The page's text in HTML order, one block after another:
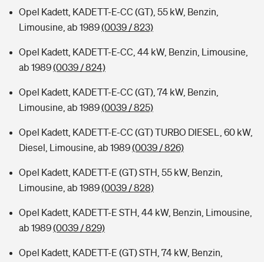
Opel Kadett, KADETT-E-CC (GT), 55 kW, Benzin,
Limousine, ab 1989(0039 / 823)
Opel Kadett, KADETT-E-CC, 44 kW, Benzin, Limousine,
ab 1989(0039 / 824)
Opel Kadett, KADETT-E-CC (GT), 74 kW, Benzin,
Limousine, ab 1989(0039 / 825)
Opel Kadett, KADETT-E-CC (GT) TURBO DIESEL, 60 kW,
Diesel, Limousine, ab 1989(0039 / 826)
Opel Kadett, KADETT-E (GT) STH, 55 kW, Benzin,
Limousine, ab 1989(0039 / 828)
Opel Kadett, KADETT-E STH, 44 kW, Benzin, Limousine,
ab 1989(0039 / 829)
Opel Kadett, KADETT-E (GT) STH, 74 kW, Benzin,